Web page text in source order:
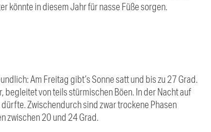
könnte in diesem Jahr für nasse Füße sorgen.
Am Freitag gibt’s Sonne satt und bis zu 27 Grad.
von teils stürmischen Böen. In der Nacht auf
Zwischendurch sind zwar trockene Phasen
zwischen 20 und 24 Grad.